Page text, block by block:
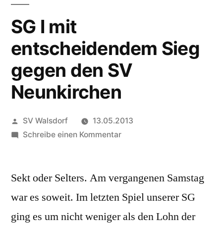
SG I mit
entscheidendem Sieg
gegen den SV
Neunkirchen
Veröffentlicht
von
SV Walsdorf
13.05.2013
Schreibe einen Kommentarzu
mit
Sieg
gegen
Sekt oder Selters. Am vergangenen Samstag
war es soweit. Im letzten Spiel unserer SG
ging es um nicht weniger als den Lohn der